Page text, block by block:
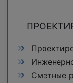
Сметные